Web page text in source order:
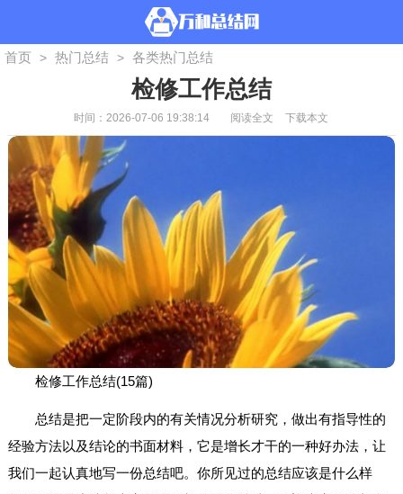
首页 > 热门总结 > 各类热门总结
检修工作总结
时间：2026-07-06 19:38:14 阅读全文 下载本文
检修工作总结(15篇)
总结是把一定阶段内的有关情况分析研究，做出有指导性的
经验方法以及结论的书面材料，它是增长才干的一种好办法，让
我们一起认真地写一份总结吧。你所见过的总结应该是什么样